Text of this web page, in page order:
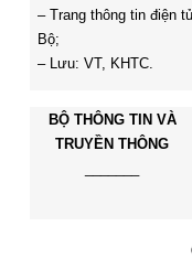
– Trang thông tin điện
Bộ;
– Lưu: VT, KHTC.
BỘ THÔNG TIN VÀ
TRUYỀN THÔNG